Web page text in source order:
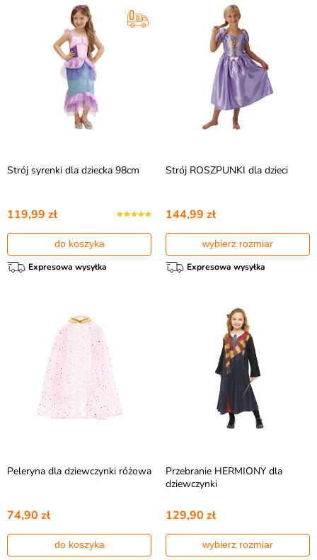
Strój syrenki dla dziecka 98cm
119,99 zł
do koszyka
Expresowa wysyłka
Strój ROSZPUNKI dla dzieci
144,99 zł
wybierz rozmiar
Expresowa wysyłka
Peleryna dla dziewczynki różowa
74,90 zł
do koszyka
Przebranie HERMIONY dla
dziewczynki
129,90 zł
wybierz rozmiar